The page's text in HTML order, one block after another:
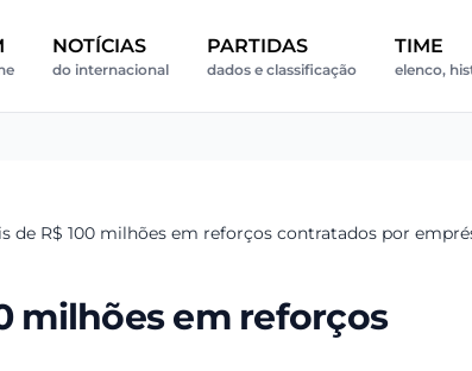
NOTÍCIAS
do internacional
PARTIDAS
dados e classificação
TIME
elenco,
de R$ 100 milhões em reforços contratados por
milhões em reforços